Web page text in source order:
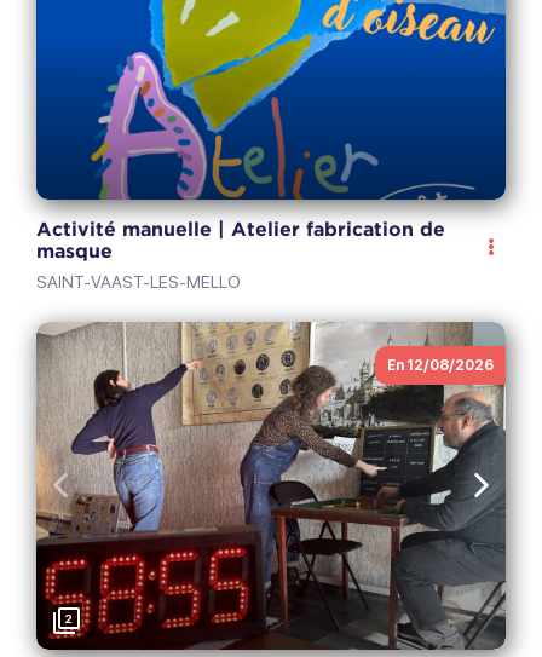
Activité manuelle | Atelier fabrication de
masque
SAINT-VAAST-LES-MELLO
Anterior
En 12/08/2026
2